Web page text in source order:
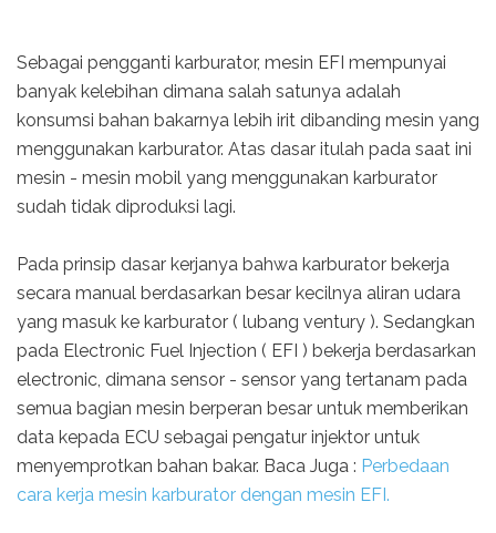
Sebagai pengganti karburator, mesin EFI mempunyai
banyak kelebihan dimana salah satunya adalah
konsumsi bahan bakarnya lebih irit dibanding mesin yang
menggunakan karburator. Atas dasar itulah pada saat ini
mesin - mesin mobil yang menggunakan karburator
sudah tidak diproduksi lagi.
Pada prinsip dasar kerjanya bahwa karburator bekerja
secara manual berdasarkan besar kecilnya aliran udara
yang masuk ke karburator ( lubang ventury ). Sedangkan
pada Electronic Fuel Injection ( EFI ) bekerja berdasarkan
electronic, dimana sensor - sensor yang tertanam pada
semua bagian mesin berperan besar untuk memberikan
data kepada ECU sebagai pengatur injektor untuk
menyemprotkan bahan bakar. Baca Juga : Perbedaan
cara kerja mesin karburator dengan mesin EFI.